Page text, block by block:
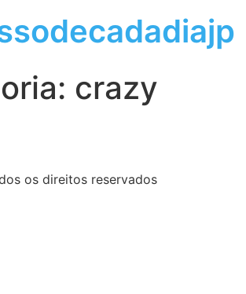
crazy
os direitos reservados